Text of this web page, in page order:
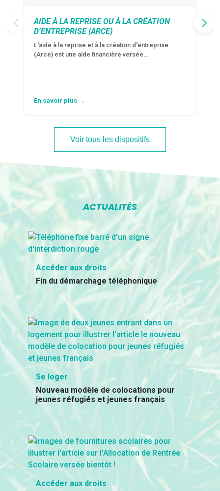
AIDE À LA REPRISE OU À LA CRÉATION
D’ENTREPRISE (ARCE)
L'aide à la reprise et à la création d'entreprise
(Arce) est une aide financière versée…
En savoir plus →
Voir tous les dispositifs
ACTUALITÉS
Accéder aux droits
Fin du démarchage téléphonique
Se loger
Nouveau modèle de colocations pour
jeunes réfugiés et jeunes français
Accéder aux droits